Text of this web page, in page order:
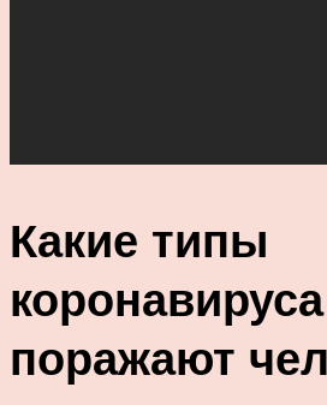
Какие типы
коронавируса
поражают